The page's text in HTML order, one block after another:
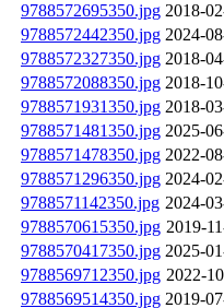
9788572695350.jpg 2018-
9788572442350.jpg 2024-
9788572327350.jpg 2018-
9788572088350.jpg 2018-
9788571931350.jpg 2018-
9788571481350.jpg 2025-
9788571478350.jpg 2022-
9788571296350.jpg 2024-
9788571142350.jpg 2024-
9788570615350.jpg 2019-
9788570417350.jpg 2025-
9788569712350.jpg 2022-
9788569514350.jpg 2019-